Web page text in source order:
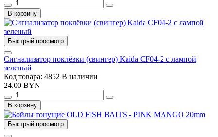
В корзину
Быстрый просмотр
Сигнализатор поклёвки (свингер) Kaida CF04-2 с лампой
зеленый
Код товара: 4852 В наличии
24.00 BYN
В корзину
Быстрый просмотр